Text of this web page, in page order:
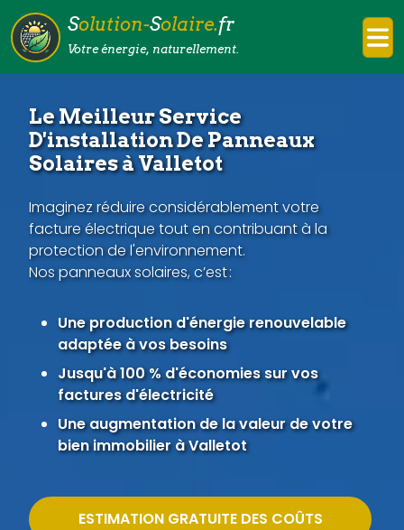
Solution-Solaire.fr
Votre énergie, naturellement.
Le Meilleur Service
D'installation De Panneaux
Solaires à Valletot
Imaginez réduire considérablement votre
facture électrique tout en contribuant à la
protection de l'environnement.
Nos panneaux solaires, c’est :
Une production d'énergie renouvelable
adaptée à vos besoins
Jusqu'à 100 % d'économies sur vos
factures d'électricité
Une augmentation de la valeur de votre
bien immobilier à Valletot
ESTIMATION GRATUITE DES COÛTS